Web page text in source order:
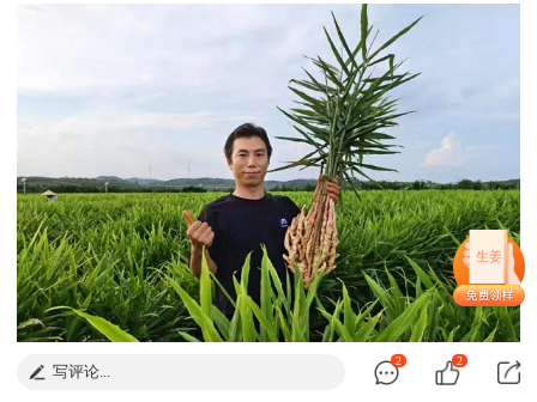
生姜
写评论...
2 2